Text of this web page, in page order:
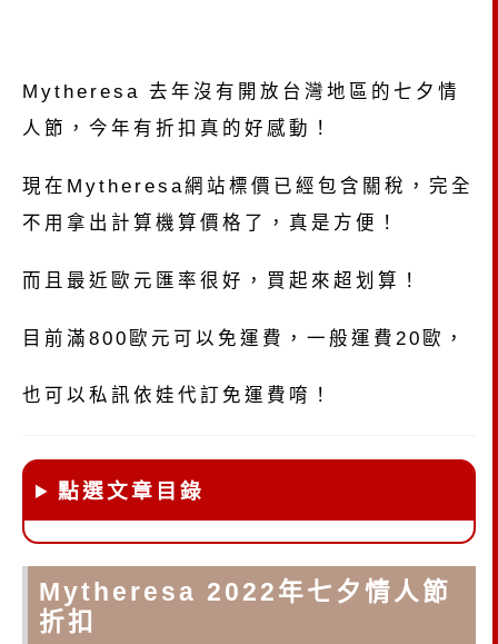
Mytheresa 去年沒有開放台灣地區的七夕情
人節，今年有折扣真的好感動！
現在Mytheresa網站標價已經包含關稅，完全
不用拿出計算機算價格了，真是方便！
而且最近歐元匯率很好，買起來超划算！
目前滿800歐元可以免運費，一般運費20歐，
也可以私訊依娃代訂免運費唷！
點選文章目錄
Mytheresa 2022年七夕情人節
折扣